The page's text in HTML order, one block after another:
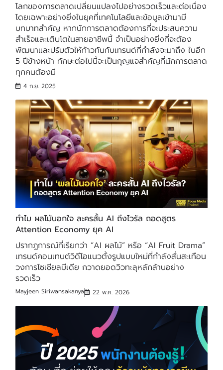
โลกของการตลาดเปลี่ยนแปลงไปอย่างรวดเร็วและต่อเนื่อง
โดยเฉพาะอย่างยิ่งในยุคที่เทคโนโลยีและข้อมูลเข้ามามี
บทบาทสำคัญ หากนักการตลาดต้องการที่จะประสบความ
สำเร็จและเติบโตในสายอาชีพนี้ จำเป็นอย่างยิ่งที่จะต้อง
พัฒนาและปรับตัวให้ก้าวทันกับเทรนด์ที่กำลังจะมาถึง ในอีก
5 ปีข้างหน้า ทักษะต่อไปนี้จะเป็นกุญแจสำคัญที่นักการตลาด
ทุกคนต้องมี
4 ก.ย. 2025
ทำไม ผลไม้นอกใจ ละครสั้น AI ถึงไวรัล ถอดสูตร
Attention Economy ยุค AI
ปรากฏการณ์ที่เรียกว่า “AI ผลไม้” หรือ “AI Fruit Drama”
เทรนด์คอนเทนต์วิดีโอแนวตั้งรูปแบบใหม่ที่กำลังสั่นสะเทือน
วงการโซเชียลมีเดีย กวาดยอดวิวทะลุหลักล้านอย่าง
รวดเร็ว
Mayjeen Siriwansakanya 22 พ.ค. 2026